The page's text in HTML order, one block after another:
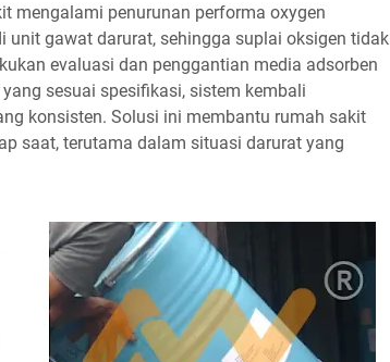
mengalami penurunan performa oxygen
gawat darurat, sehingga suplai oksigen tidak
evaluasi dan penggantian media adsorben
sesuai spesifikasi, sistem kembali
konsisten. Solusi ini membantu rumah sakit
saat, terutama dalam situasi darurat yang